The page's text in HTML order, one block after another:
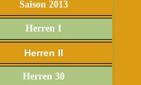
Saison 2013
Herren I
Herren II
Herren 30